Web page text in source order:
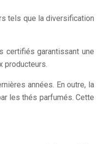
tels que la diversification
certifiés garantissant une
producteurs.
années. En outre, la
les thés parfumés. Cette